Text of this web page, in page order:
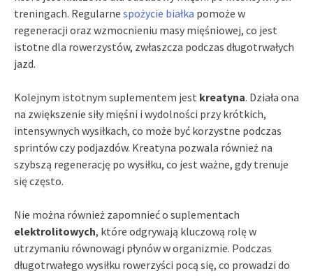
treningach. Regularne spożycie białka pomoże w
regeneracji oraz wzmocnieniu masy mięśniowej, co jest
istotne dla rowerzystów, zwłaszcza podczas długotrwałych
jazd.
Kolejnym istotnym suplementem jest kreatyna. Działa ona
na zwiększenie siły mięśni i wydolności przy krótkich,
intensywnych wysiłkach, co może być korzystne podczas
sprintów czy podjazdów. Kreatyna pozwala również na
szybszą regenerację po wysiłku, co jest ważne, gdy trenuje
się często.
Nie można również zapomnieć o suplementach
elektrolitowych, które odgrywają kluczową rolę w
utrzymaniu równowagi płynów w organizmie. Podczas
długotrwałego wysiłku rowerzyści pocą się, co prowadzi do